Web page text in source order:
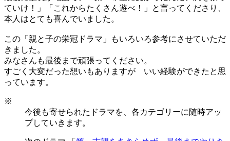
ていけ！」「これからたくさん遊べ！」と言ってくださり、
本人はとても喜んでいました。
この「親と子の栄冠ドラマ」もいろいろ参考にさせていただ
きました。
みなさんも最後まで頑張ってください。
すごく大変だった想いもありますが いい経験ができたと思
っています。
※
今後も寄せられたドラマを、各カテゴリーに随時アッ
プしていきます。